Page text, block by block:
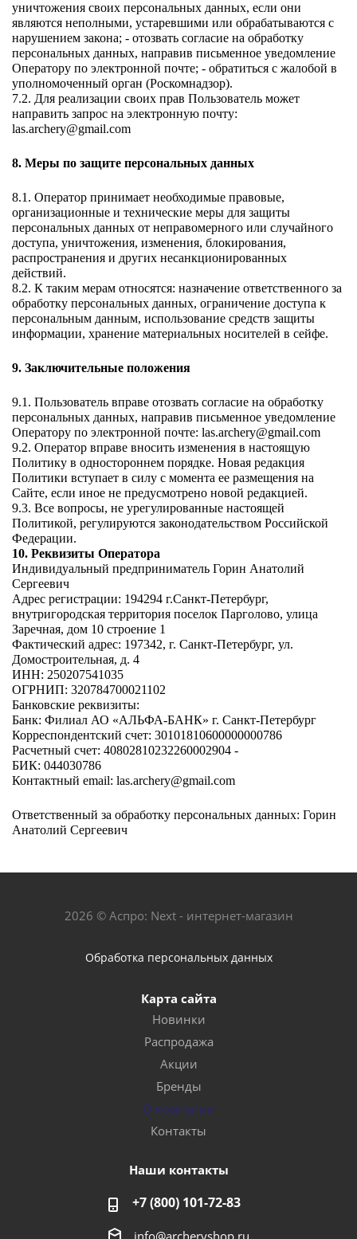
уничтожения своих персональных данных, если они
являются неполными, устаревшими или обрабатываются с
нарушением закона; - отозвать согласие на обработку
персональных данных, направив письменное уведомление
Оператору по электронной почте; - обратиться с жалобой в
уполномоченный орган (Роскомнадзор).
7.2. Для реализации своих прав Пользователь может
направить запрос на электронную почту:
las.archery@gmail.com
8. Меры по защите персональных данных
8.1. Оператор принимает необходимые правовые,
организационные и технические меры для защиты
персональных данных от неправомерного или случайного
доступа, уничтожения, изменения, блокирования,
распространения и других несанкционированных
действий.
8.2. К таким мерам относятся: назначение ответственного за
обработку персональных данных, ограничение доступа к
персональным данным, использование средств защиты
информации, хранение материальных носителей в сейфе.
9. Заключительные положения
9.1. Пользователь вправе отозвать согласие на обработку
персональных данных, направив письменное уведомление
Оператору по электронной почте: las.archery@gmail.com
9.2. Оператор вправе вносить изменения в настоящую
Политику в одностороннем порядке. Новая редакция
Политики вступает в силу с момента ее размещения на
Сайте, если иное не предусмотрено новой редакцией.
9.3. Все вопросы, не урегулированные настоящей
Политикой, регулируются законодательством Российской
Федерации.
10. Реквизиты Оператора
Индивидуальный предприниматель Горин Анатолий
Сергеевич
Адрес регистрации: 194294 г.Санкт-Петербург,
внутригородская территория поселок Парголово, улица
Заречная, дом 10 строение 1
Фактический адрес: 197342, г. Санкт-Петербург, ул.
Домостроительная, д. 4
ИНН: 250207541035
ОГРНИП: 320784700021102
Банковские реквизиты:
Банк: Филиал АО «АЛЬФА-БАНК» г. Санкт-Петербург
Корреспондентский счет: 30101810600000000786
Расчетный счет: 40802810232260002904 -
БИК: 044030786
Контактный email: las.archery@gmail.com
Ответственный за обработку персональных данных: Горин
Анатолий Сергеевич
2026 © Аспро: Next - интернет-магазин
Обработка персональных данных
Карта сайта
Новинки
Распродажа
Акции
Бренды
О компании
Контакты
Наши контакты
+7 (800) 101-72-83
info@archeryshop.ru